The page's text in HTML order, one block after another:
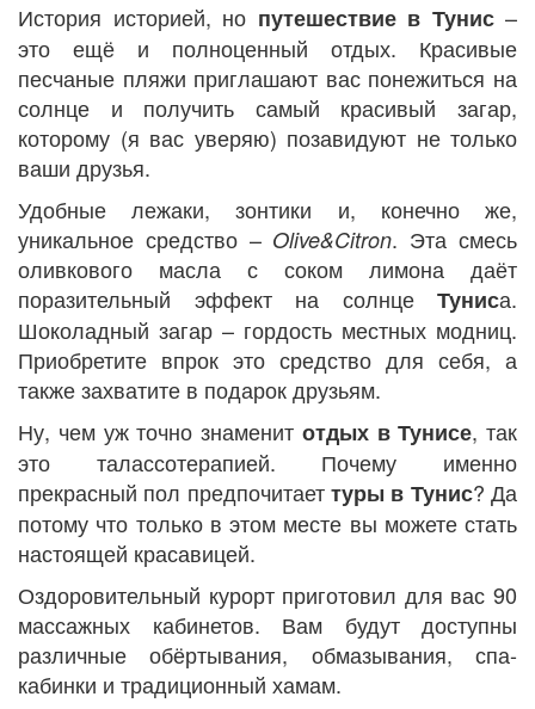
История историей, но путешествие в Тунис–
это ещё и полноценный отдых. Красивые
песчаные пляжи приглашают вас понежиться на
солнце и получить самый красивый загар,
которому (я вас уверяю) позавидуют не только
ваши друзья.
Удобные лежаки, зонтики и, конечно же,
уникальное средство – Olive&Citron. Эта смесь
оливкового масла с соком лимона даёт
поразительный эффект на солнце Туниса.
Шоколадный загар – гордость местных модниц.
Приобретите впрок это средство для себя, а
также захватите в подарок друзьям.
Ну, чем уж точно знаменит отдых в Тунисе, так
это талассотерапией. Почему именно
прекрасный пол предпочитаеттуры в Тунис? Да
потому что только в этом месте вы можете стать
настоящей красавицей.
Оздоровительный курорт приготовил для вас 90
массажных кабинетов. Вам будут доступны
различные обёртывания, обмазывания, спа-
кабинки и традиционный хамам.